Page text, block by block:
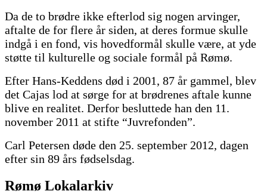
Da de to brødre ikke efterlod sig nogen arvinger,
aftalte de for flere år siden, at deres formue skulle
indgå i en fond, vis hovedformål skulle være, at yde
støtte til kulturelle og sociale formål på Rømø.
Efter Hans-Keddens død i 2001, 87 år gammel, blev
det Cajas lod at sørge for at brødrenes aftale kunne
blive en realitet. Derfor besluttede han den 11.
november 2011 at stifte “Juvrefonden”.
Carl Petersen døde den 25. september 2012, dagen
efter sin 89 års fødselsdag.
Rømø Lokalarkiv